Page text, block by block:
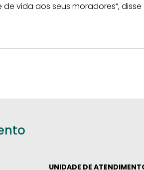
vida aos seus moradores”, disse
UNIDADE DE